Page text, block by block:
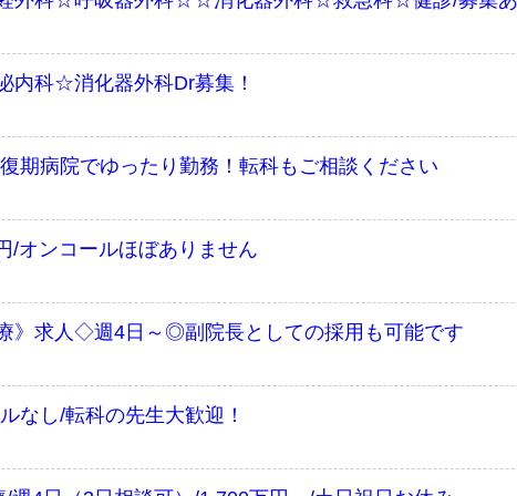
内科☆消化器外科Dr募集！
期病院でゆったり勤務！転科もご相談ください
/オンコールほぼありません
》求人◇週4日～◎副院長としての採用も可能です
なし/転科の先生大歓迎！